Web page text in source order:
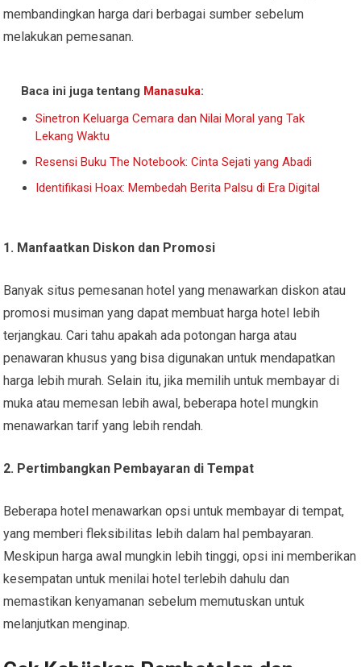
membandingkan harga dari berbagai sumber sebelum
melakukan pemesanan.
Baca ini juga tentang Manasuka:
Sinetron Keluarga Cemara dan Nilai Moral yang Tak
Lekang Waktu
Resensi Buku The Notebook: Cinta Sejati yang Abadi
Identifikasi Hoax: Membedah Berita Palsu di Era Digital
1. Manfaatkan Diskon dan Promosi
Banyak situs pemesanan hotel yang menawarkan diskon atau
promosi musiman yang dapat membuat harga hotel lebih
terjangkau. Cari tahu apakah ada potongan harga atau
penawaran khusus yang bisa digunakan untuk mendapatkan
harga lebih murah. Selain itu, jika memilih untuk membayar di
muka atau memesan lebih awal, beberapa hotel mungkin
menawarkan tarif yang lebih rendah.
2. Pertimbangkan Pembayaran di Tempat
Beberapa hotel menawarkan opsi untuk membayar di tempat,
yang memberi fleksibilitas lebih dalam hal pembayaran.
Meskipun harga awal mungkin lebih tinggi, opsi ini memberikan
kesempatan untuk menilai hotel terlebih dahulu dan
memastikan kenyamanan sebelum memutuskan untuk
melanjutkan menginap.